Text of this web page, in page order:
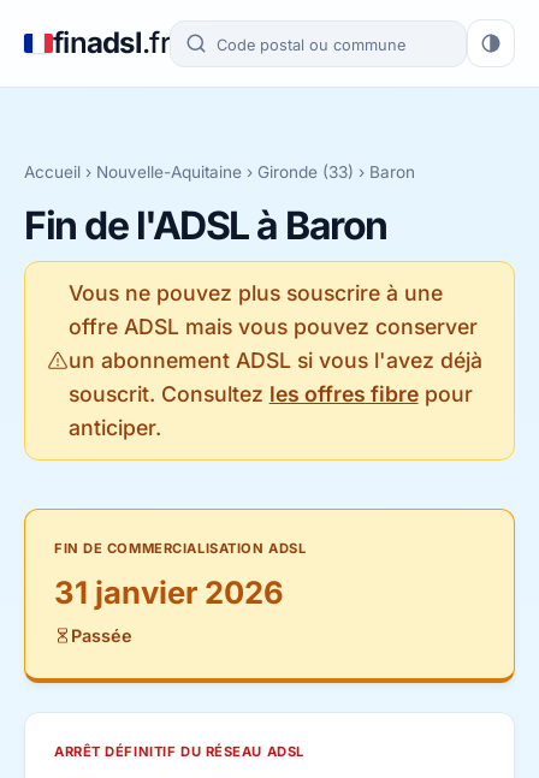
finadsl.fr
Accueil › Nouvelle-Aquitaine › Gironde (33) › Baron
Fin de l'ADSL à Baron
Vous ne pouvez plus souscrire à une
offre ADSL mais vous pouvez conserver
un abonnement ADSL si vous l'avez déjà
souscrit. Consultez les offres fibrepour
anticiper.
FIN DE COMMERCIALISATION ADSL
31 janvier 2026
Passée
ARRÊT DÉFINITIF DU RÉSEAU ADSL